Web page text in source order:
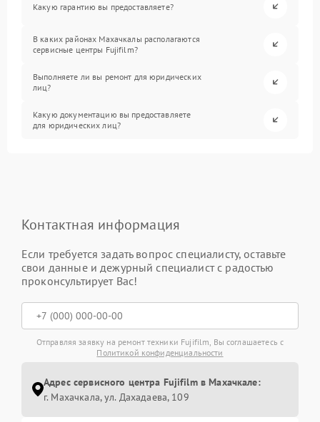
Какую гарантию вы предоставляете?
В каких районах Махачкалы располагаются
сервисные центры Fujifilm?
Выполняете ли вы ремонт для юридических
лиц?
Какую документацию вы предоставляете
для юридических лиц?
Контактная информация
Если требуется задать вопрос специалисту, оставьте
свои данные и дежурный специалист с радостью
проконсультирует Вас!
Отправляя заявку на ремонт техники Fujifilm, Вы соглашаетесь с
Политикой конфиденциальности
Адрес сервисного центра Fujifilm в Махачкале:
г. Махачкала, ул. Дахадаева, 109